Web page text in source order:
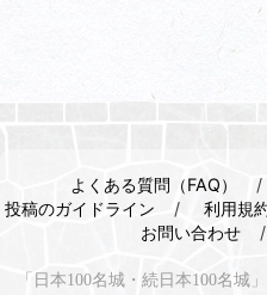
よくある質問（FAQ）
投稿のガイドライン
利用規
お問い合わせ
「日本100名城・続日本100名城